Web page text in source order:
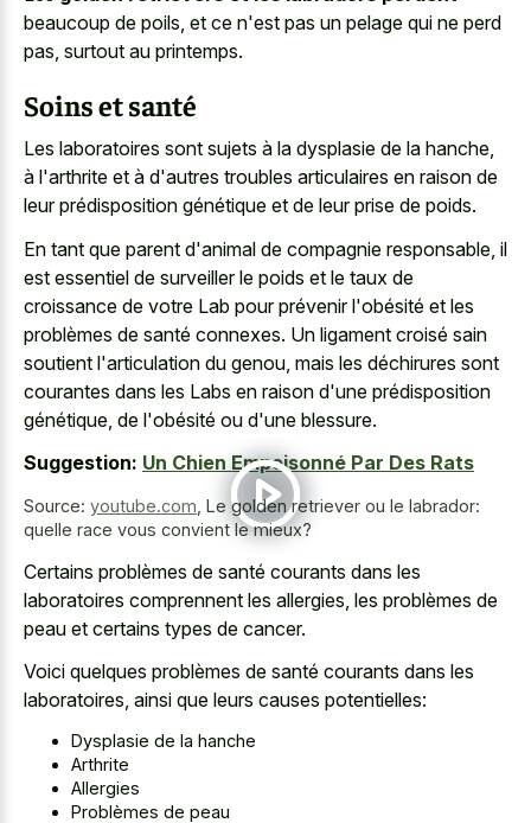
beaucoup de poils, et ce n'est pas un pelage qui ne perd
pas, surtout au printemps.
Soins et santé
Les laboratoires sont sujets à la dysplasie de la hanche,
à l'arthrite et à d'autres troubles articulaires en raison de
leur prédisposition génétique et de leur prise de poids.
En tant que parent d'animal de compagnie responsable, il
est essentiel de surveiller le poids et le taux de
croissance de votre Lab pour prévenir l'obésité et les
problèmes de santé connexes. Un ligament croisé sain
soutient l'articulation du genou, mais les déchirures sont
courantes dans les Labs en raison d'une prédisposition
génétique, de l'obésité ou d'une blessure.
Suggestion: Un Chien Empoisonné Par Des Rats
Source: youtube.com Le golden retriever ou le labrador:
quelle race vous convient le mieux?
Certains problèmes de santé courants dans les
laboratoires comprennent les allergies, les problèmes de
peau et certains types de cancer.
Voici quelques problèmes de santé courants dans les
laboratoires, ainsi que leurs causes potentielles:
Dysplasie de la hanche
Arthrite
Allergies
Problèmes de peau